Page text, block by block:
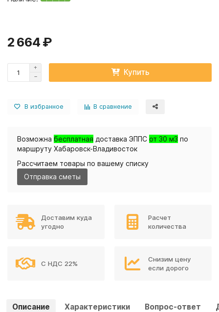
2 664 ₽
Купить
В избранное В сравнение
Возможна бесплатная доставка ЭППС от 30 м3 по
маршруту Хабаровск-Владивосток
Рассчитаем товары по вашему списку
Отправка сметы
Доставим куда
угодно
Расчет
количества
С НДС 22%
Снизим цену
если дорого
Описание Характеристики Вопрос-ответ